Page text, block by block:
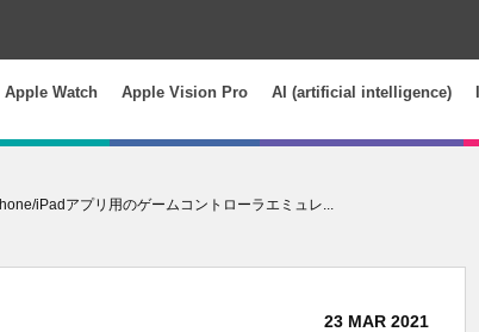
Apple Watch Apple Vision Pro AI (artificial intelligence)
iPadアプリ用のゲームコントローラエミュレ...
23 MAR 2021